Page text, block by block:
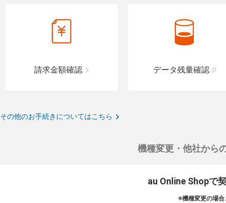
請求金額確認 データ残量確認
その他のお手続きについてはこちら
機種変更・他社から
au Online Shopで
※機種変更の場合